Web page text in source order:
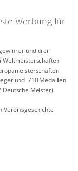
Werbung für
und drei
Weltmeisterschaften
und 710 Medaillen
Deutsche Meister)
Vereinsgeschichte